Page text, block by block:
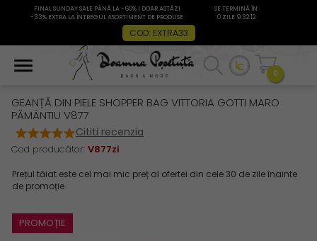
FINAL SUNDAY SALE PÂNĂ LA -60% | DOAR ASTĂZI
-33% EXTRA LA ÎNTREGUL ASORTIMENT DE PRODUSE
COD: EXTRA33
SE TERMINĂ ÎN:
0 ZILE 9:32:11
0
GEANȚĂ DIN PIELE SHOPPER BAG VITTORIA GOTTI MARO
PĂMÂNTIU V877
Cod producător: V877zi
Cititi recenzia
PROMOȚIE